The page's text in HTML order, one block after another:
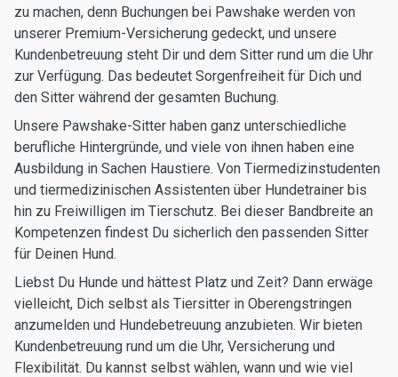
zu machen, denn Buchungen bei Pawshake werden von
unserer Premium-Versicherung gedeckt, und unsere
Kundenbetreuung steht Dir und dem Sitter rund um die Uhr
zur Verfügung. Das bedeutet Sorgenfreiheit für Dich und
den Sitter während der gesamten Buchung.
Unsere Pawshake-Sitter haben ganz unterschiedliche
berufliche Hintergründe, und viele von ihnen haben eine
Ausbildung in Sachen Haustiere. Von Tiermedizinstudenten
und tiermedizinischen Assistenten über Hundetrainer bis
hin zu Freiwilligen im Tierschutz. Bei dieser Bandbreite an
Kompetenzen findest Du sicherlich den passenden Sitter
für Deinen Hund.
Liebst Du Hunde und hättest Platz und Zeit? Dann erwäge
vielleicht, Dich selbst als Tiersitter in Oberengstringen
anzumelden und Hundebetreuung anzubieten. Wir bieten
Kundenbetreuung rund um die Uhr, Versicherung und
Flexibilität. Du kannst selbst wählen, wann und wie viel